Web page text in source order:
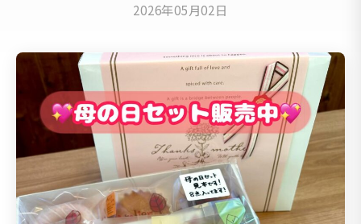
2026年05月02日